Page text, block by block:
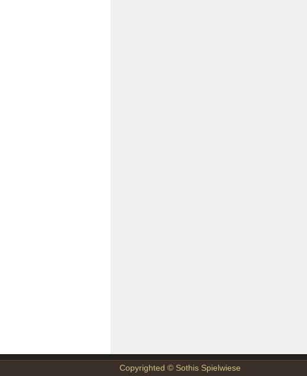
Copyrighted © Sothis Spielwiese